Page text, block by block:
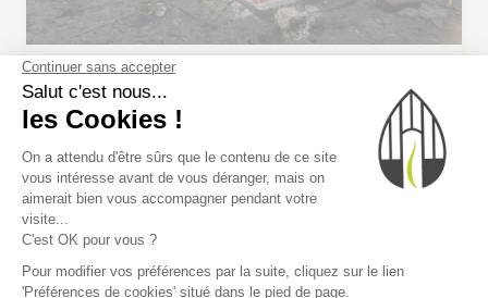
SERRE VICTORIENNE EURO GOTHIC EN VERRE – ABSIE – (79)